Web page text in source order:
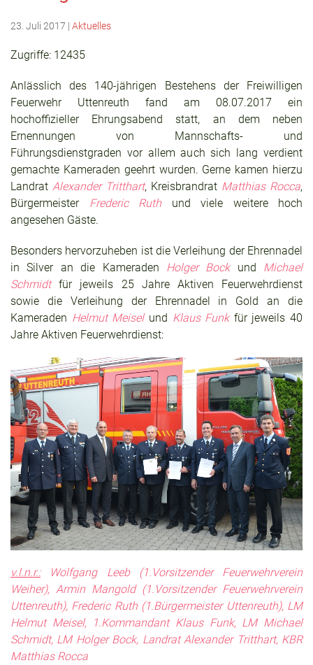
23. Juli 2017 | Aktuelles
Zugriffe: 12435
Anlässlich des 140-jährigen Bestehens der Freiwilligen
Feuerwehr Uttenreuth fand am 08.07.2017 ein
hochoffizieller Ehrungsabend statt, an dem neben
Ernennungen von Mannschafts- und
Führungsdienstgraden vor allem auch sich lang verdient
gemachte Kameraden geehrt wurden. Gerne kamen hierzu
Landrat Alexander Tritthart, Kreisbrandrat Matthias Rocca,
Bürgermeister Frederic Ruth und viele weitere hoch
angesehen Gäste.
Besonders hervorzuheben ist die Verleihung der Ehrennadel
in Silver an die Kameraden Holger Bockund Michael
Schmidtfür jeweils 25 Jahre Aktiven Feuerwehrdienst
sowie die Verleihung der Ehrennadel in Gold an die
Kameraden Helmut Meiselund Klaus Funkfür jeweils 40
Jahre Aktiven Feuerwehrdienst:
v.l.n.r.:Wolfgang Leeb (1.Vorsitzender Feuerwehrverein
Weiher), Armin Mangold (1.Vorsitzender Feuerwehrverein
Uttenreuth), Frederic Ruth (1.Bürgermeister Uttenreuth), LM
Helmut Meisel, 1.Kommandant Klaus Funk, LM Michael
Schmidt, LM Holger Bock, Landrat Alexander Tritthart, KBR
Matthias Rocca